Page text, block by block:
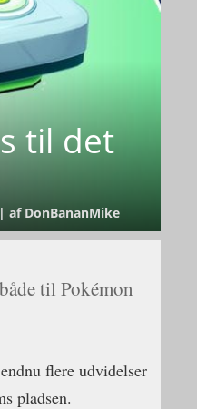
til det
af DonBananMike
til Pokémon
flere udvidelser
pladsen.